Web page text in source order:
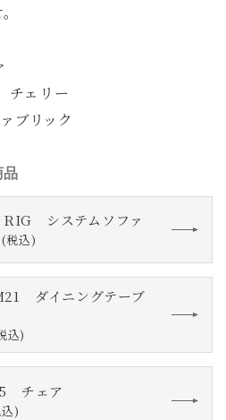
ェリー
ブリック
品
システムソファ
税込)
ダイニングテーブ
込)
チェア
)